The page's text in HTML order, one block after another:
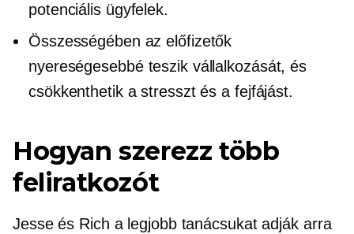
potenciális ügyfelek.
Összességében az előfizetők
nyereségesebbé teszik vállalkozását, és
csökkenthetik a stresszt és a fejfájást.
Hogyan szerezz több
feliratkozót
Jesse és Rich a legjobb tanácsukat adják arra